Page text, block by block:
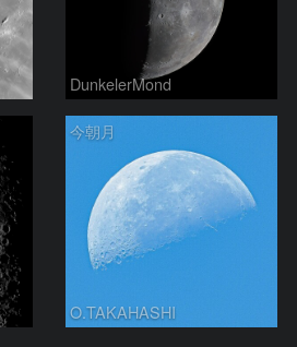
DunkelerMond
今朝月
O.TAKAHASHI